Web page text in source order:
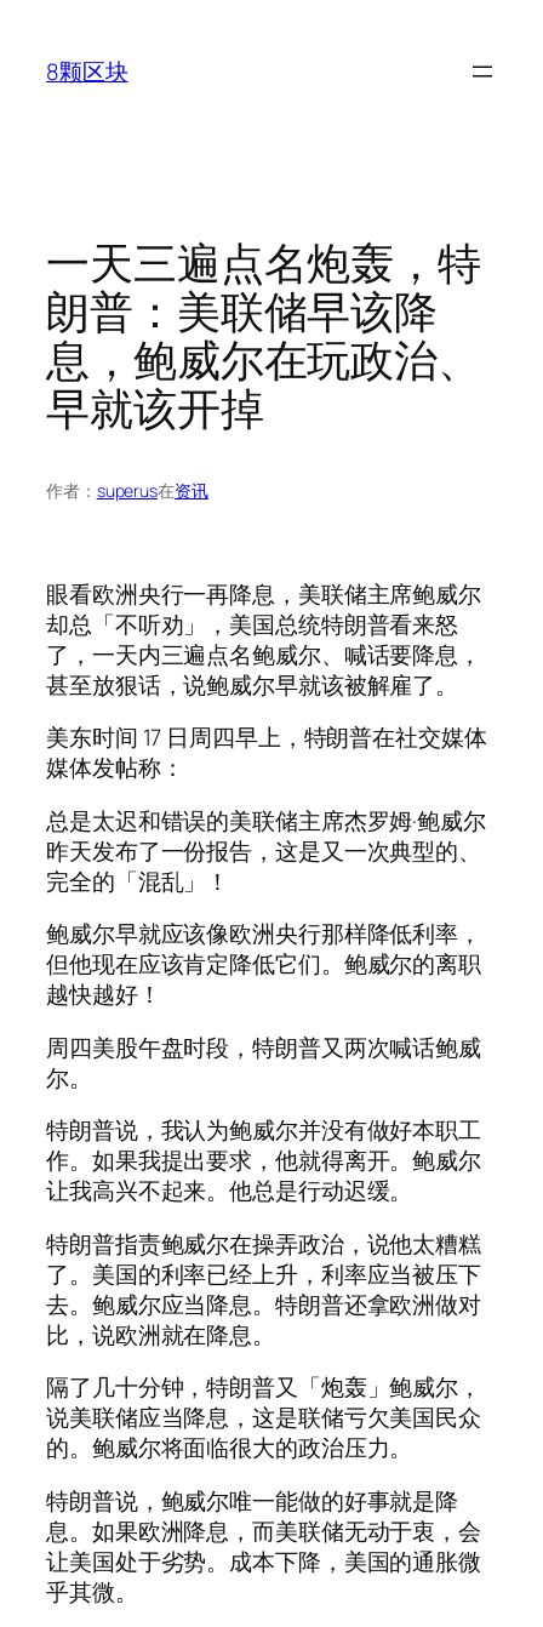
8颗区块
一天三遍点名炮轰，特
朗普：美联储早该降
息，鲍威尔在玩政治、
早就该开掉
作者： superus在资讯
眼看欧洲央行一再降息，美联储主席鲍威尔
却总「不听劝」，美国总统特朗普看来怒
了，一天内三遍点名鲍威尔、喊话要降息，
甚至放狠话，说鲍威尔早就该被解雇了。
美东时间 17 日周四早上，特朗普在社交媒体
媒体发帖称：
总是太迟和错误的美联储主席杰罗姆·鲍威尔
昨天发布了一份报告，这是又一次典型的、
完全的「混乱」！
鲍威尔早就应该像欧洲央行那样降低利率，
但他现在应该肯定降低它们。鲍威尔的离职
越快越好！
周四美股午盘时段，特朗普又两次喊话鲍威
尔。
特朗普说，我认为鲍威尔并没有做好本职工
作。如果我提出要求，他就得离开。鲍威尔
让我高兴不起来。他总是行动迟缓。
特朗普指责鲍威尔在操弄政治，说他太糟糕
了。美国的利率已经上升，利率应当被压下
去。鲍威尔应当降息。特朗普还拿欧洲做对
比，说欧洲就在降息。
隔了几十分钟，特朗普又「炮轰」鲍威尔，
说美联储应当降息，这是联储亏欠美国民众
的。鲍威尔将面临很大的政治压力。
特朗普说，鲍威尔唯一能做的好事就是降
息。如果欧洲降息，而美联储无动于衷，会
让美国处于劣势。成本下降，美国的通胀微
乎其微。